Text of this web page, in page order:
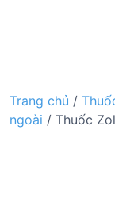
Trang chủ /
ngoài / Thuốc